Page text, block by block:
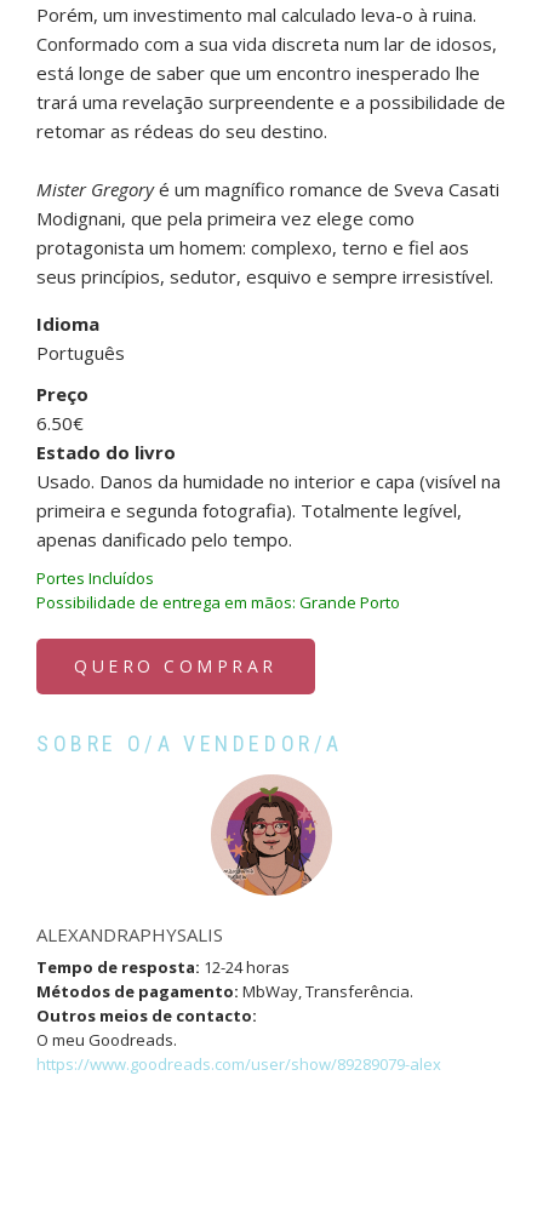
Porém, um investimento mal calculado leva-o à ruina.
Conformado com a sua vida discreta num lar de idosos,
está longe de saber que um encontro inesperado lhe
trará uma revelação surpreendente e a possibilidade de
retomar as rédeas do seu destino.
Mister Gregoryé um magnífico romance de Sveva Casati
Modignani, que pela primeira vez elege como
protagonista um homem: complexo, terno e fiel aos
seus princípios, sedutor, esquivo e sempre irresistível.
Idioma
Português
Preço
6.50€
Estado do livro
Usado. Danos da humidade no interior e capa (visível na
primeira e segunda fotografia). Totalmente legível,
apenas danificado pelo tempo.
Portes Incluídos
Possibilidade de entrega em mãos: Grande Porto
QUERO COMPRAR
SOBRE O/A VENDEDOR/A
ALEXANDRAPHYSALIS
Tempo de resposta: 12-24 horas
Métodos de pagamento: MbWay, Transferência.
Outros meios de contacto:
O meu Goodreads.
https://www.goodreads.com/user/show/89289079-alex